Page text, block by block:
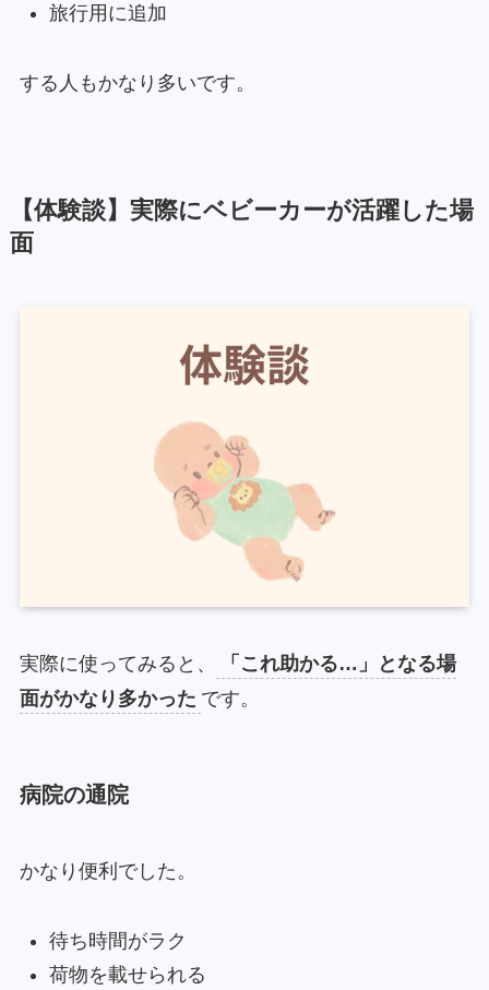
旅行用に追加
する人もかなり多いです。
【体験談】実際にベビーカーが活躍した場
面
実際に使ってみると、
「これ助かる…」となる場
面がかなり多かった です。
病院の通院
かなり便利でした。
待ち時間がラク
荷物を載せられる